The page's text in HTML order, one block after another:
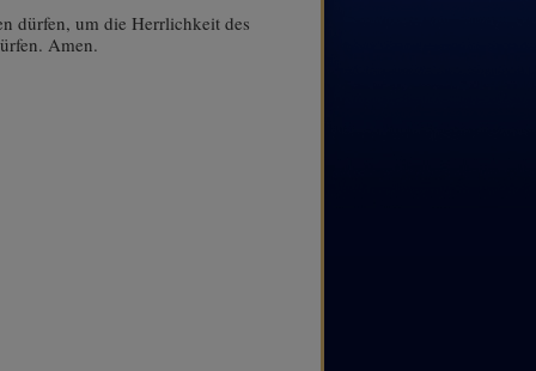
dürfen, um die Herrlichkeit des
Amen.